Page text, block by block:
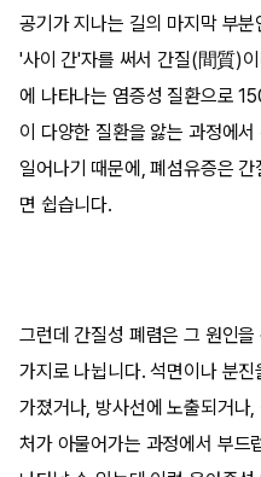
공기가 지나는 길의 마지막 부
'사이 간'자를 써서 간질(間質)
에 나타나는 염증성 질환으로
이 다양한 질환을 앓는 과정에서
일어나기 때문에, 폐섬유증은
면 쉽습니다.
그런데 간질성 폐렴은 그 원인
가지로 나뉩니다. 석면이나 분
가졌거나, 방사선에 노출되거나
처가 아물어가는 과정에서 부드